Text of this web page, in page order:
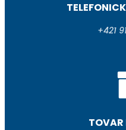
+421
TOVAR